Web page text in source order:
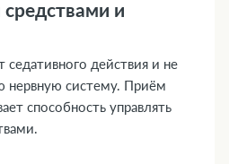
и
седативного действия и не
нервную систему. Приём
способность управлять